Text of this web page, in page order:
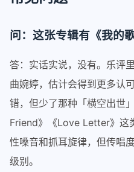
问：这张专辑有《我的
答：实话实说，没有。乐评
曲婉婷，估计会得到更多认
错，但少了那种「横空出世
Friend》《Love Letter》这
性嗓音和抓耳旋律，但传唱
级别。